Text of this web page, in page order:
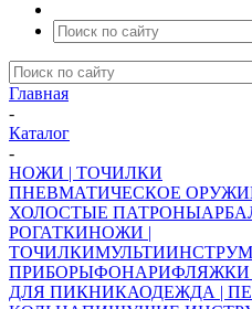
Главная
-
Каталог
-
НОЖИ | ТОЧИЛКИ
ПНЕВМАТИЧЕСКОЕ
ХОЛОСТЫЕ ПАТРОНЫ
РОГАТКИНОЖИ |
ТОЧИЛКИ
ПРИБОРЫФОНАРИФЛЯЖКИ
ДЛЯ ПИКНИКАОДЕЖДА |